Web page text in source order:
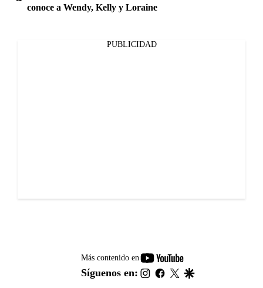
conoce a Wendy, Kelly y Loraine
PUBLICIDAD
Más contenido en
youtube-
footer
Síguenos en: instagram
facebook
twitter